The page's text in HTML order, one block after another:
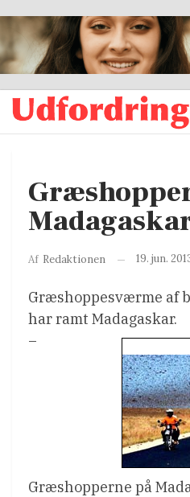
Af Redaktionen 19. jun.
Græshoppesværme af
har ramt Madagaskar.
–
Græshopperne på